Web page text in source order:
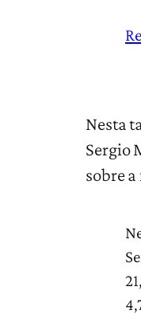
Nesta
Sergio
sobre